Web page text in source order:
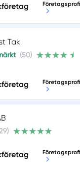
Tak
(50)